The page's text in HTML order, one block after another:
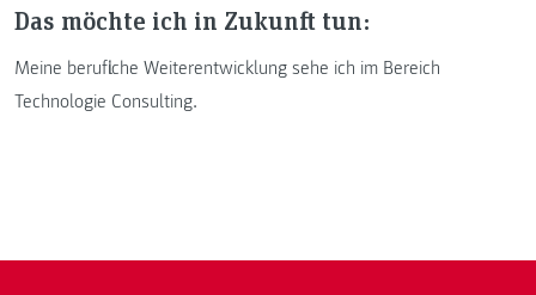
Das möchte ich in Zukunft tun:
Meine berufliche Weiterentwicklung sehe ich im Bereich
Technologie Consulting.